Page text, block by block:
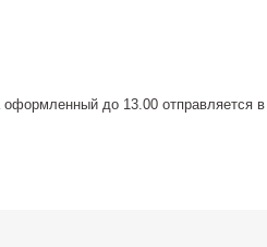
оформленный до 13.00 отправляется